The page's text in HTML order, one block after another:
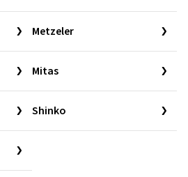
Metzeler
Mitas
Shinko